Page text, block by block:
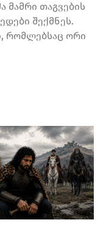
მამრი თაგვების
შექმნეს.
რომლებსაც ორი